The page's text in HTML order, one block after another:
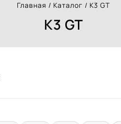
Главная / Каталог / K3 GT
K3 GT